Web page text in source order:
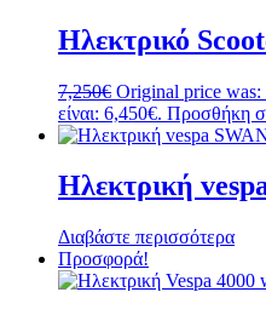
Ηλεκτρικό
7,250€ Original price was:
είναι: 6,450€. Προσθήκη
Ηλεκτρική
Διαβάστε περισσότερα
Προσφορά!